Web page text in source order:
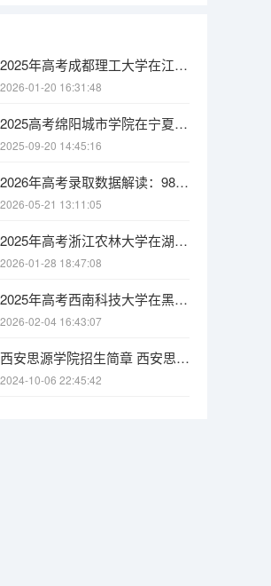
2025年高考成都理工大学在江苏投档分数线
2026-01-20 16:31:48
2025高考绵阳城市学院在宁夏招生计划介绍
2025-09-20 14:45:16
2026年高考录取数据解读：985/211/双一流录取率各省排名
2026-05-21 13:11:05
2025年高考浙江农林大学在湖南投档分数线
2026-01-28 18:47:08
2025年高考西南科技大学在黑龙江投档分数线
2026-02-04 16:43:07
西安思源学院招生简章 西安思源学院甘肃汉语国际教育专业代码
2024-10-06 22:45:42